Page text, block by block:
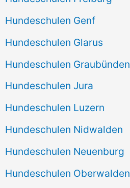
Hundeschulen Genf
Hundeschulen Glarus
Hundeschulen Graubünden
Hundeschulen Jura
Hundeschulen Luzern
Hundeschulen Nidwalden
Hundeschulen Neuenburg
Hundeschulen Oberwalden